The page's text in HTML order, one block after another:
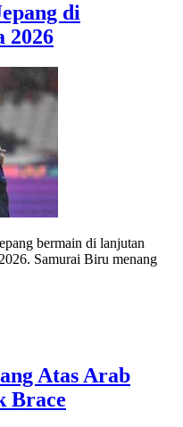
di
2026
bermain di lanjutan
Samurai Biru menang
Atas Arab
Brace